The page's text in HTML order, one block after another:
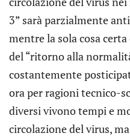
3” sarà parzialmente
mentre la sola cosa certa
del “ritorno alla
costantemente
ora per ragioni tecnico-
diversi vivono tempi e
circolazione del virus,